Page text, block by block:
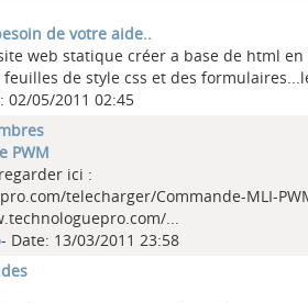
de votre aide..
web statique créer a base de html en
de style css et des
02/05/2011 02:45
PWM
ici :
telecharger/Commande-MLI-
...
- Date: 13/03/2011 23:58